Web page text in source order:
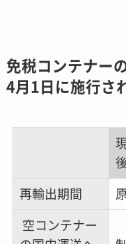
免税コンテナー
4月1日に施行さ
再輸出期間
空コンテナー